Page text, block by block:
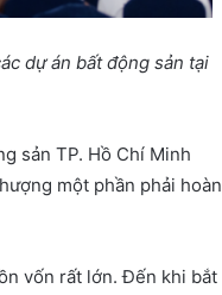
dự án bất động sản tại
sản TP. Hồ Chí Minh
một phần phải hoàn
vốn rất lớn. Đến khi bắt